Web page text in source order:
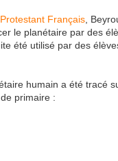
Français ,
le planétaire par des
été utilisé par des
humain a été tracé
primaire :